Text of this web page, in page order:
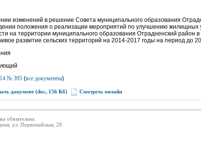
изменений в решение Совета муниципального образования
положения о реализации мероприятий по улучшению жилищных
на территории муниципального образования Отрадненский район
развитие сельских территорий на 2014-2017 годы на период до
№ 395 (все документы)
документ (doc, 156 Кб) Смотреть онлайн
обязательна.
ул. Первомайская, 28.